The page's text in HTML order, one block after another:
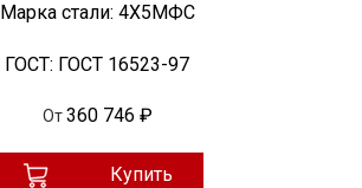
Марка стали: 4Х5МФС
ГОСТ: ГОСТ 16523-97
От 360 746 ₽
Купить